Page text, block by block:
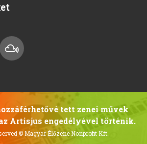
tett zenei művek
Artisjus engedélyével történik.
© Magyar Élőzene Nonprofit Kft.